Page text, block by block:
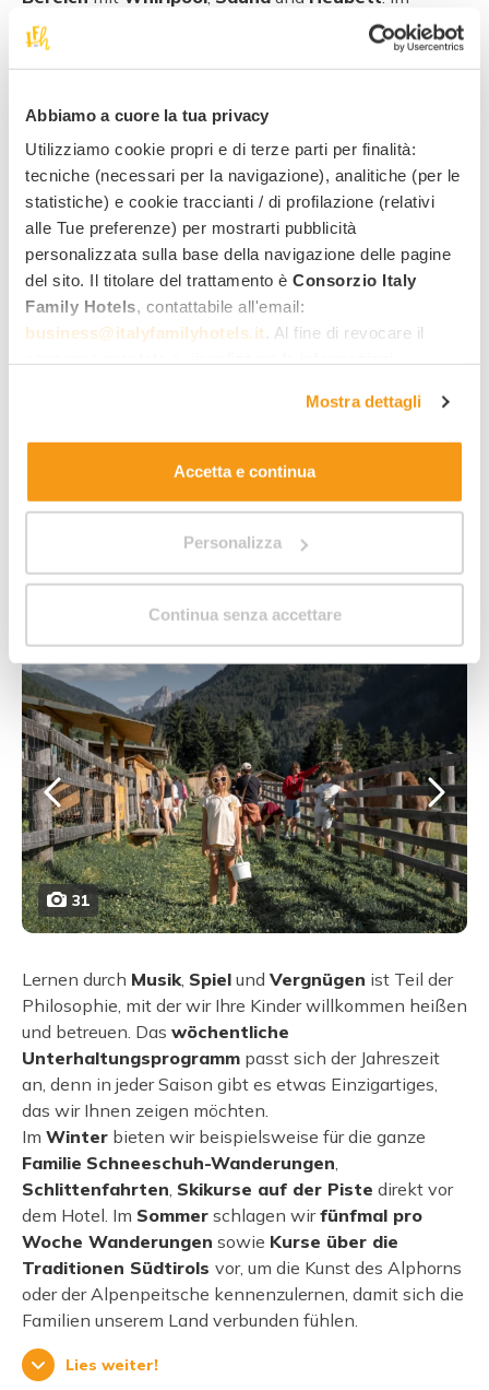
Abbiamo a cuore la tua privacy
Utilizziamo cookie propri e di terze parti per finalità:
tecniche (necessari per la navigazione), analitiche (per le
statistiche) e cookie traccianti / di profilazione (relativi
alle Tue preferenze) per mostrarti pubblicità
personalizzata sulla base della navigazione delle pagine
del sito. Il titolare del trattamento è Consorzio Italy
Family Hotels, contattabile all'email:
business@italyfamilyhotels.it . Al fine di revocare il
. Allo stesso link trovi la nostra informativa
estesa sui cookie.
Mostra dettagli
Accetta e continua
Personalizza
Continua senza accettare
Wohnbereich ein
für ruhige Stunden mit der
Familie. Von der
der Suite Ausblick auf das
Dorf Lüsen und die Sarntaler Alpen.
Betreuung
Animation für Teenager
Babysitter auf Anfrage
Skikurse
Yogakurse für Kindern
Multimediaraum / Kino
Kreative Spiele
31
Lernen durch Musik Spiel und Vergnügen ist Teil der
Philosophie, mit der wir Ihre Kinder willkommen heißen
und betreuen. Das wöchentliche
Unterhaltungsprogramm passt sich der Jahreszeit
an, denn in jeder Saison gibt es etwas Einzigartiges,
das wir Ihnen zeigen möchten.
Im Winter bieten wir beispielsweise für die ganze
Familie Schneeschuh-Wanderungen
Schlittenfahrten Skikurse auf der Piste direkt vor
dem Hotel. Im Sommer schlagen wirfünfmal pro
Woche Wanderungen sowie Kurse über die
Traditionen Südtirols vor, um die Kunst des Alphorns
oder der Alpenpeitsche kennenzulernen, damit sich die
Familien unserem Land verbunden fühlen.
Lies weiter!